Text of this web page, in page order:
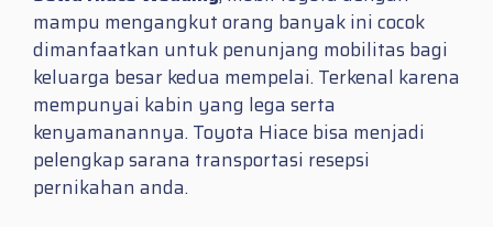
mampu mengangkut orang banyak ini cocok
dimanfaatkan untuk penunjang mobilitas bagi
keluarga besar kedua mempelai. Terkenal karena
mempunyai kabin yang lega serta
kenyamanannya. Toyota Hiace bisa menjadi
pelengkap sarana transportasi resepsi
pernikahan anda.